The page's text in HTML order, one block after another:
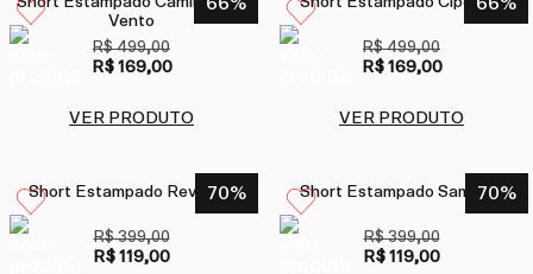
Vento
R$ 499,00
R$ 169,00
VER PRODUTO
R$ 499,00
R$ 169,00
VER PRODUTO
70%
Short Estampado Revoada
R$ 399,00
R$ 119,00
70%
Short Estampado Samsara
R$ 399,00
R$ 119,00